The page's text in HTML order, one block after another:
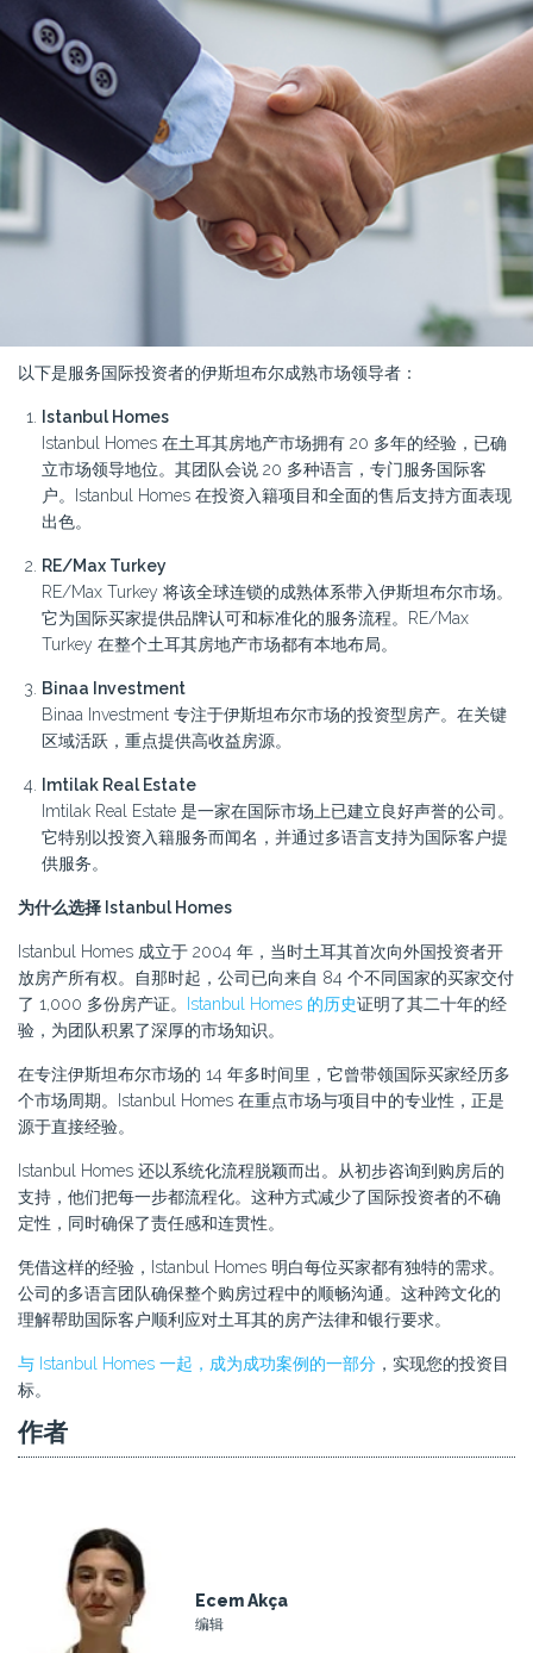
以下是服务国际投资者的伊斯坦布尔成熟市场领导者：
Istanbul Homes
Istanbul Homes 在土耳其房地产市场拥有 20 多年的经验，已确
立市场领导地位。其团队会说 20 多种语言，专门服务国际客
户。Istanbul Homes 在投资入籍项目和全面的售后支持方面表现
出色。
RE/Max Turkey
RE/Max Turkey 将该全球连锁的成熟体系带入伊斯坦布尔市场。
它为国际买家提供品牌认可和标准化的服务流程。RE/Max
Turkey 在整个土耳其房地产市场都有本地布局。
Binaa Investment
Binaa Investment 专注于伊斯坦布尔市场的投资型房产。在关键
区域活跃，重点提供高收益房源。
Imtilak Real Estate
Imtilak Real Estate 是一家在国际市场上已建立良好声誉的公司。
它特别以投资入籍服务而闻名，并通过多语言支持为国际客户提
供服务。
为什么选择 Istanbul Homes
Istanbul Homes 成立于 2004 年，当时土耳其首次向外国投资者开
放房产所有权。自那时起，公司已向来自 84 个不同国家的买家交付
了 1,000 多份房产证。
Istanbul Homes 的历史证明了其二十年的经
验，为团队积累了深厚的市场知识。
在专注伊斯坦布尔市场的 14 年多时间里，它曾带领国际买家经历多
个市场周期。Istanbul Homes 在重点市场与项目中的专业性，正是
源于直接经验。
Istanbul Homes 还以系统化流程脱颖而出。从初步咨询到购房后的
支持，他们把每一步都流程化。这种方式减少了国际投资者的不确
定性，同时确保了责任感和连贯性。
凭借这样的经验，Istanbul Homes 明白每位买家都有独特的需求。
公司的多语言团队确保整个购房过程中的顺畅沟通。这种跨文化的
理解帮助国际客户顺利应对土耳其的房产法律和银行要求。
与 Istanbul Homes 一起，成为成功案例的一部分 ，实现您的投资目
标。
作者
Ecem Akça
编辑